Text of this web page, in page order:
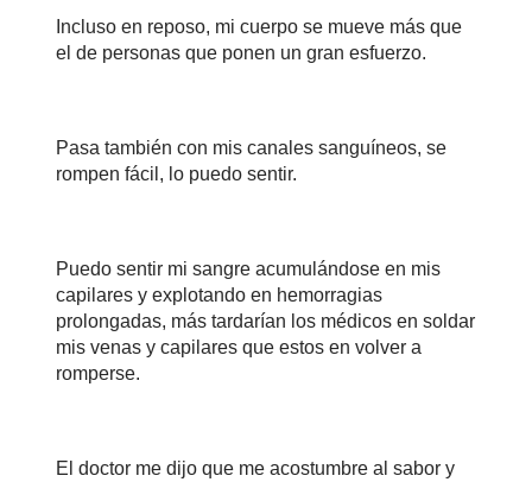
Incluso en reposo, mi cuerpo se mueve más que
el de personas que ponen un gran esfuerzo.
Pasa también con mis canales sanguíneos, se
rompen fácil, lo puedo sentir.
Puedo sentir mi sangre acumulándose en mis
capilares y explotando en hemorragias
prolongadas, más tardarían los médicos en soldar
mis venas y capilares que estos en volver a
romperse.
El doctor me dijo que me acostumbre al sabor y